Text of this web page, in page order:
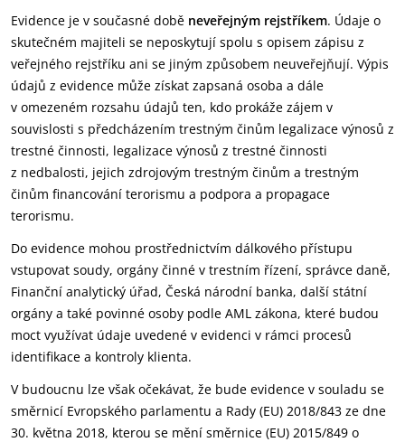
Evidence je v současné době neveřejným rejstříkem. Údaje o
skutečném majiteli se neposkytují spolu s opisem zápisu z
veřejného rejstříku ani se jiným způsobem neuveřejňují. Výpis
údajů z evidence může získat zapsaná osoba a dále
v omezeném rozsahu údajů ten, kdo prokáže zájem v
souvislosti s předcházením trestným činům legalizace výnosů z
trestné činnosti, legalizace výnosů z trestné činnosti
z nedbalosti, jejich zdrojovým trestným činům a trestným
činům financování terorismu a podpora a propagace
terorismu.
Do evidence mohou prostřednictvím dálkového přístupu
vstupovat soudy, orgány činné v trestním řízení, správce daně,
Finanční analytický úřad, Česká národní banka, další státní
orgány a také povinné osoby podle AML zákona, které budou
moct využívat údaje uvedené v evidenci v rámci procesů
identifikace a kontroly klienta.
V budoucnu lze však očekávat, že bude evidence v souladu se
směrnicí Evropského parlamentu a Rady (EU) 2018/843 ze dne
30. května 2018, kterou se mění směrnice (EU) 2015/849 o